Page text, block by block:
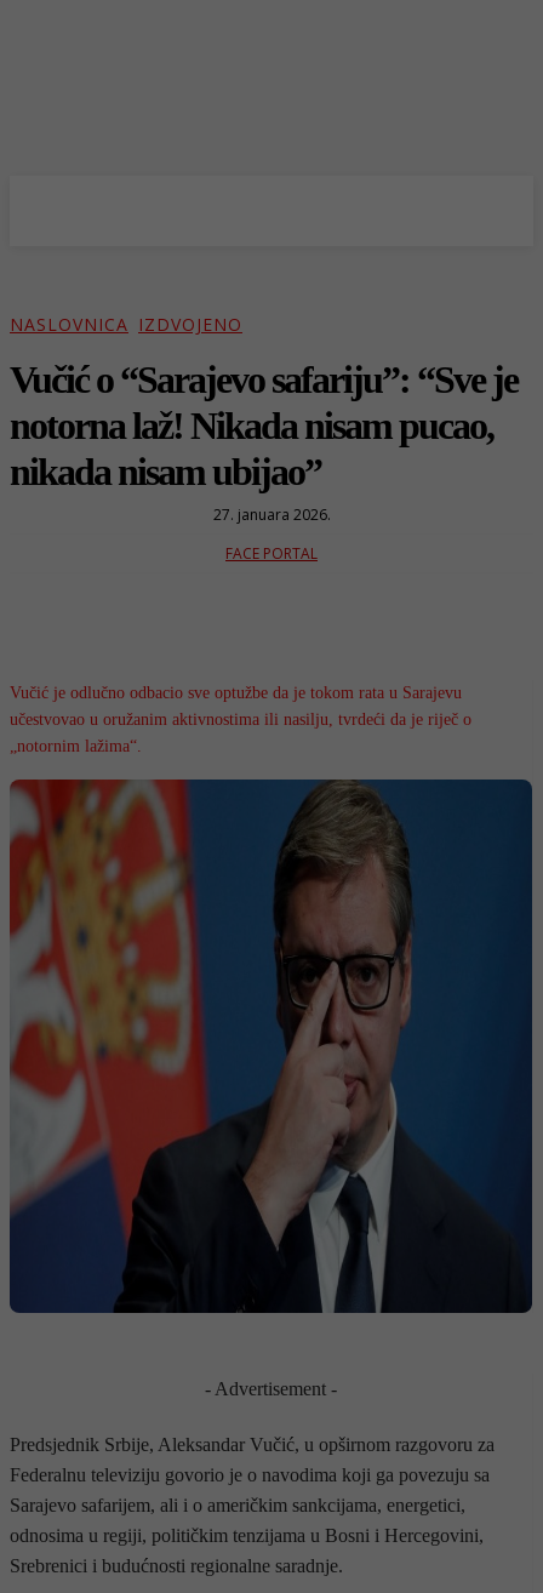
NASLOVNICA IZDVOJENO
Vučić o “Sarajevo safariju”: “Sve je
notorna laž! Nikada nisam pucao,
nikada nisam ubijao”
27. januara 2026.
FACE PORTAL
Vučić je odlučno odbacio sve optužbe da je tokom rata u Sarajevu
učestvovao u oružanim aktivnostima ili nasilju, tvrdeći da je riječ o
„notornim lažima“.
- Advertisement -
Predsjednik Srbije, Aleksandar Vučić, u opširnom razgovoru za
Federalnu televiziju govorio je o navodima koji ga povezuju sa
Sarajevo safarijem, ali i o američkim sankcijama, energetici,
odnosima u regiji, političkim tenzijama u Bosni i Hercegovini,
Srebrenici i budućnosti regionalne saradnje.